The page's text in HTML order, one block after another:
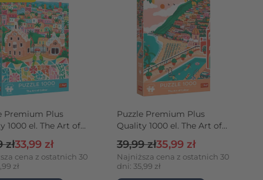
Premium Plus
1000 el. The Art of
Barcelona,
Cena promocyjna
33,99 zł
regularna
zł
cena z ostatnich 30
zł
Puzzle Premium Plus
Quality 1000 el. The Art of
Colour: Positano, Włochy
Cena promocyjna
35,99 zł
Cena regularna
39,99 zł
Najniższa cena z ostatnich 30
dni: 35,99 zł